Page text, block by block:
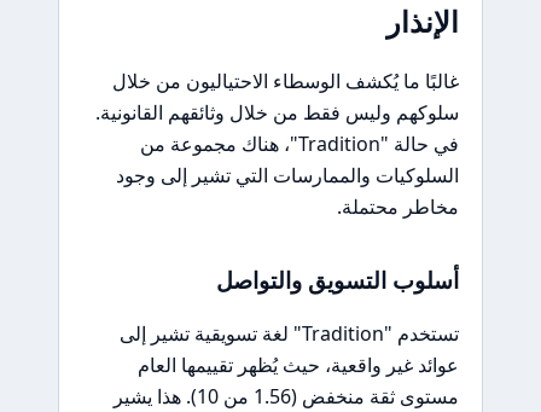
الإنذار
غالبًا ما يُكشف الوسطاء الاحتياليون من خلال
سلوكهم وليس فقط من خلال وثائقهم القانونية.
في حالة "Tradition"، هناك مجموعة من
السلوكيات والممارسات التي تشير إلى وجود
مخاطر محتملة.
أسلوب التسويق والتواصل
تستخدم "Tradition" لغة تسويقية تشير إلى
عوائد غير واقعية، حيث يُظهر تقييمها العام
مستوى ثقة منخفض (1.56 من 10). هذا يشير